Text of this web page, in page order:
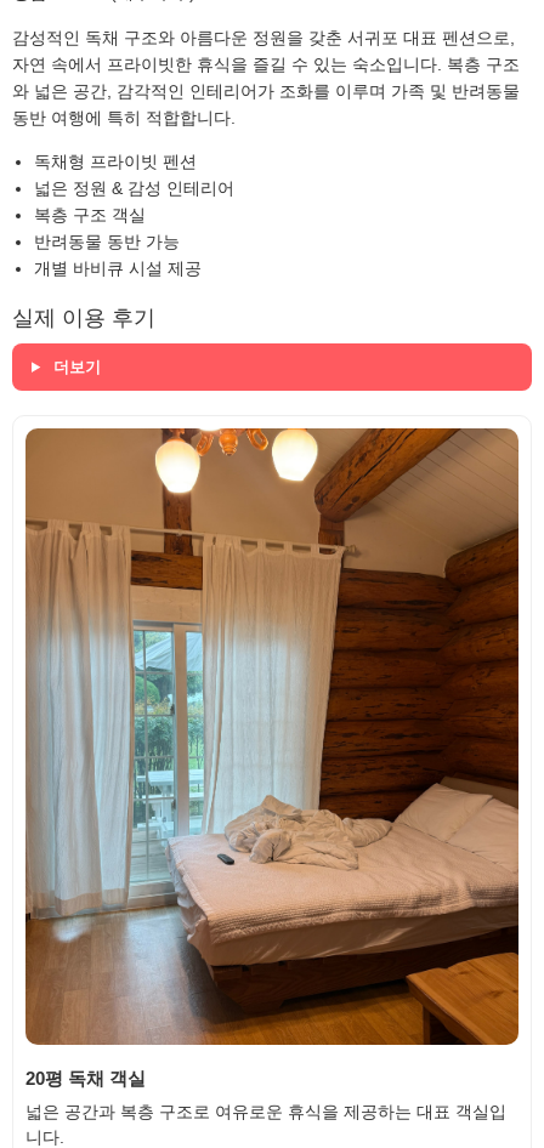
감성적인 독채 구조와 아름다운 정원을 갖춘 서귀포 대표 펜션으로,
자연 속에서 프라이빗한 휴식을 즐길 수 있는 숙소입니다. 복층 구조
와 넓은 공간, 감각적인 인테리어가 조화를 이루며 가족 및 반려동물
동반 여행에 특히 적합합니다.
독채형 프라이빗 펜션
넓은 정원 & 감성 인테리어
복층 구조 객실
반려동물 동반 가능
개별 바비큐 시설 제공
실제 이용 후기
더보기
20평 독채 객실
넓은 공간과 복층 구조로 여유로운 휴식을 제공하는 대표 객실입
니다.